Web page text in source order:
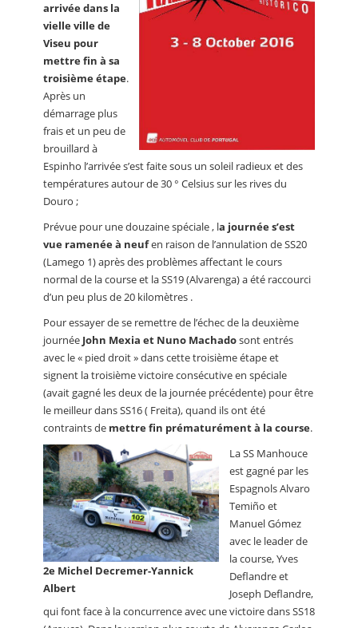
arrivée dans la
vielle ville de
Viseu pour
mettre fin à sa
troisième étape.
Après un
démarrage plus
frais et un peu de
brouillard à
Espinho l’arrivée s’est faite sous un soleil radieux et des
températures autour de 30 ° Celsius sur les rives du
Douro ;
Prévue pour une douzaine spéciale , la journée s’est
vue ramenée à neufen raison de l’annulation de SS20
(Lamego 1) après des problèmes affectant le cours
normal de la course et la SS19 (Alvarenga) a été raccourci
d’un peu plus de 20 kilomètres .
Pour essayer de se remettre de l’échec de la deuxième
journée John Mexia et Nuno Machadosont entrés
avec le « pied droit » dans cette troisième étape et
signent la troisième victoire consécutive en spéciale
(avait gagné les deux de la journée précédente) pour être
le meilleur dans SS16 ( Freita), quand ils ont été
contraints de mettre fin prématurément à la course.
2e Michel Decremer-Yannick
Albert
La SS Manhouce
est gagné par les
Espagnols Alvaro
Temiño et
Manuel Gómez
avec le leader de
la course, Yves
Deflandre et
Joseph Deflandre,
qui font face à la concurrence avec une victoire dans SS18